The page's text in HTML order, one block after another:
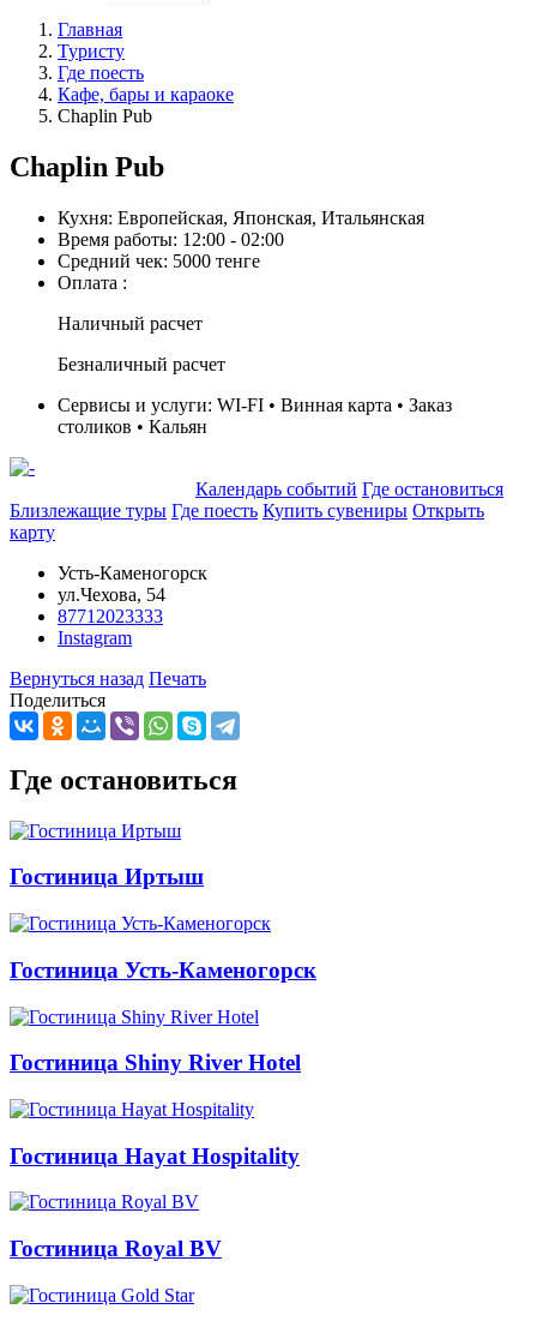
Главная
Туристу
Где поесть
Кафе, бары и караоке
Chaplin Pub
Chaplin Pub
Кухня: Европейская, Японская, Итальянская
Время работы: 12:00 - 02:00
Средний чек: 5000 тенге
Оплата :
Наличный расчет
Безналичный расчет
Сервисы и услуги: WI-FI • Винная карта • Заказ
столиков • Кальян
Календарь событий Где остановиться
Близлежащие туры Где поесть Купить сувениры Открыть
карту
Усть-Каменогорск
ул.Чехова, 54
87712023333
Instagram
Вернуться назад Печать
Поделиться
Где остановиться
Гостиница Иртыш
Гостиница Усть-Каменогорск
Гостиница Shiny River Hotel
Гостиница Hayat Hospitality
Гостиница Royal BV